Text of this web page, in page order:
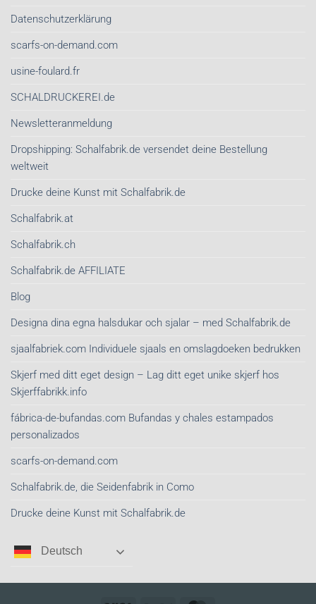
Datenschutzerklärung
scarfs-on-demand.com
usine-foulard.fr
SCHALDRUCKEREI.de
Newsletteranmeldung
Dropshipping: Schalfabrik.de versendet deine Bestellung
weltweit
Drucke deine Kunst mit Schalfabrik.de
Schalfabrik.at
Schalfabrik.ch
Schalfabrik.de AFFILIATE
Blog
Designa dina egna halsdukar och sjalar – med Schalfabrik.de
sjaalfabriek.com Individuele sjaals en omslagdoeken bedrukken
Skjerf med ditt eget design – Lag ditt eget unike skjerf hos
Skjerffabrikk.info
fábrica-de-bufandas.com Bufandas y chales estampados
personalizados
scarfs-on-demand.com
Schalfabrik.de, die Seidenfabrik in Como
Drucke deine Kunst mit Schalfabrik.de
Deutsch